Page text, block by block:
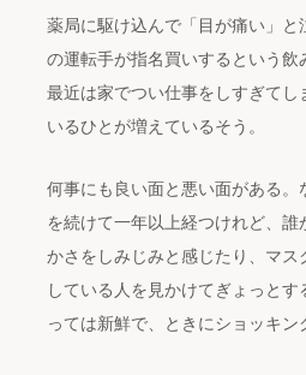
薬局に駆け込んで「目が痛い」と
の運転手が指名買いするという飲
最近は家でつい仕事をしすぎてし
いるひとが増えているそう。
何事にも良い面と悪い面がある
を続けて一年以上経つけれど、誰
かさをしみじみと感じたり、マス
している人を見かけてぎょっとす
っては新鮮で、ときにショッキン